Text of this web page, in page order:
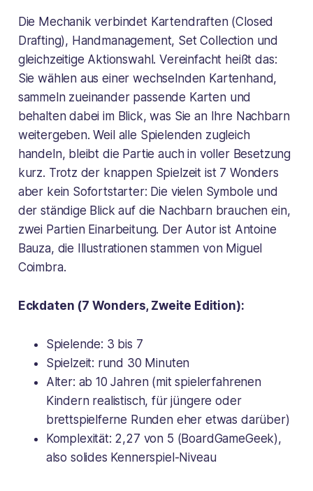
Die Mechanik verbindet Kartendraften (Closed
Drafting), Handmanagement, Set Collection und
gleichzeitige Aktionswahl. Vereinfacht heißt das:
Sie wählen aus einer wechselnden Kartenhand,
sammeln zueinander passende Karten und
behalten dabei im Blick, was Sie an Ihre Nachbarn
weitergeben. Weil alle Spielenden zugleich
handeln, bleibt die Partie auch in voller Besetzung
kurz. Trotz der knappen Spielzeit ist 7 Wonders
aber kein Sofortstarter: Die vielen Symbole und
der ständige Blick auf die Nachbarn brauchen ein,
zwei Partien Einarbeitung. Der Autor ist Antoine
Bauza, die Illustrationen stammen von Miguel
Coimbra.
Eckdaten (7 Wonders, Zweite Edition):
Spielende: 3 bis 7
Spielzeit: rund 30 Minuten
Alter: ab 10 Jahren (mit spielerfahrenen
Kindern realistisch, für jüngere oder
brettspielferne Runden eher etwas darüber)
Komplexität: 2,27 von 5 (BoardGameGeek),
also solides Kennerspiel-Niveau